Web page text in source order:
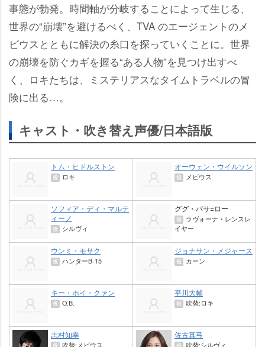
事態が勃発。時間軸が分岐することによって生じる、
世界の“崩壊”を避けるべく、TVA のエージェントのメ
ビウスとともに解決の糸口を探っていくことに。世界
の崩壊を防ぐカギを握る“ある人物”を見つけ出すべ
く、ロキたちは、ミステリアスなタイムトラベルの冒
険に出る…。
キャスト・吹き替え声優/日本語版
トム・ヒドルストン
役 ロキ
オーウェン・ウイルソン
役 メビウス
ソフィア・ディ・マルテ
ィーノ
役 シルヴィ
ググ・バサ=ロー
役
ラヴォーナ・レンスレ
イヤー
ウンミ・モサク
役 ハンターB-15
ジョナサン・メジャース
役 カーン
キー・ホイ・クァン
役 O.B.
平川大輔
役 吹替:ロキ
志村知幸
吹替:メビウス
佐古真弓
吹替:シルヴィ